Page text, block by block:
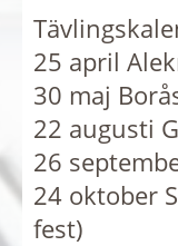
25 april
30 maj
22 augusti
26
24 oktober
fest)